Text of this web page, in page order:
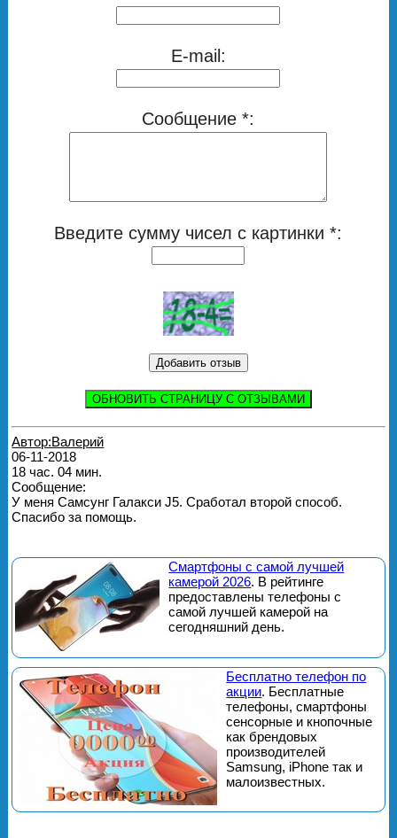
E-mail:
Сообщение *:
Введите сумму чисел с картинки *:
ОБНОВИТЬ СТРАНИЦУ С ОТЗЫВАМИ
Автор:Валерий
06-11-2018
18 час. 04 мин.
Сообщение:
У меня Самсунг Галакси J5. Сработал второй способ.
Спасибо за помощь.
Смартфоны с самой лучшей
камерой 2026. В рейтинге
предоставлены телефоны с
самой лучшей камерой на
сегодняшний день.
Бесплатно телефон по
акции. Бесплатные
телефоны, смартфоны
сенсорные и кнопочные
как брендовых
производителей
Samsung, iPhone так и
малоизвестных.